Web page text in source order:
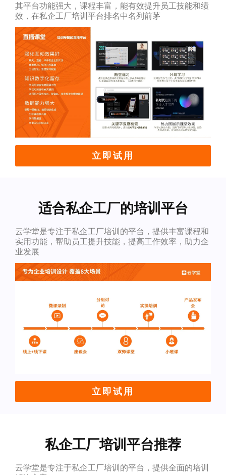
其平台功能强大，课程丰富，能有效提升员工技能和绩
效，在私企工厂培训平台排名中名列前茅
立即试用
适合私企工厂的培训平台
云学堂是专注于私企工厂培训的平台，提供丰富课程和
实用功能，帮助员工提升技能，提高工作效率，助力企
业发展
立即试用
私企工厂培训平台推荐
云学堂是专注于私企工厂培训的平台，提供全面的培训